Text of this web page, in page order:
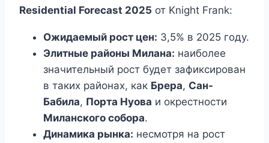
Residential Forecast 2025 от Knight Frank:
Ожидаемый рост цен: 3,5% в 2025 году.
Элитные районы Милана: наиболее
значительный рост будет зафиксирован
в таких районах, как Брера, Сан-
Бабила, Порта Нуова и окрестности
Миланского собора.
Динамика рынка: несмотря на рост